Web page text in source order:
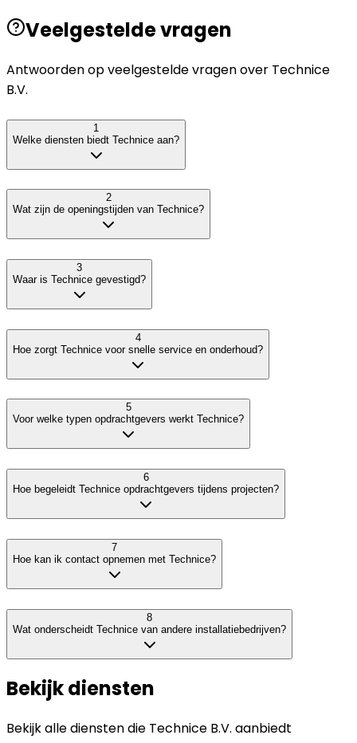
Veelgestelde vragen
Antwoorden op veelgestelde vragen over Technice
B.V.
1
Welke diensten biedt Technice aan?
2
Wat zijn de openingstijden van Technice?
3
Waar is Technice gevestigd?
4
Hoe zorgt Technice voor snelle service en onderhoud?
5
Voor welke typen opdrachtgevers werkt Technice?
6
Hoe begeleidt Technice opdrachtgevers tijdens projecten?
7
Hoe kan ik contact opnemen met Technice?
8
Wat onderscheidt Technice van andere installatiebedrijven?
Bekijk diensten
Bekijk alle diensten die Technice B.V. aanbiedt